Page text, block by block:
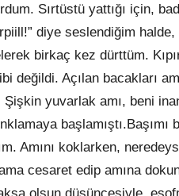
Sırtüstü yattığı için,
diye seslendiğim
birkaç kez dürttüm.
değildi. Açılan bacakları
yuvarlak amı, beni
başlamıştı.Başımı
Amını koklarken,
cesaret edip amına